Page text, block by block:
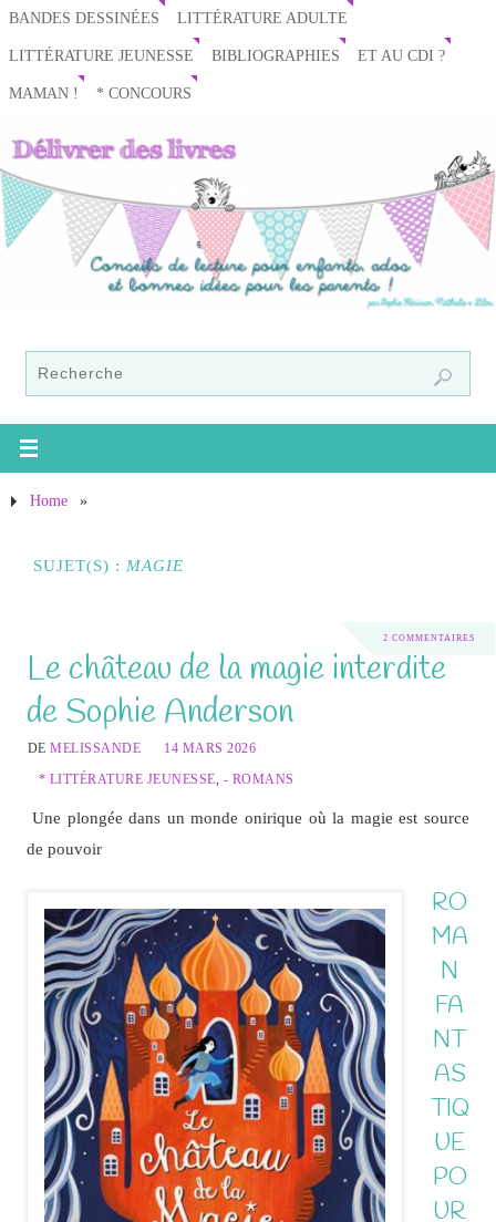
BANDES DESSINÉES LITTÉRATURE ADULTE
LITTÉRATURE JEUNESSE BIBLIOGRAPHIES ET AU CDI ?
MAMAN ! * CONCOURS
Home »
SUJET(S) : MAGIE
2 COMMENTAIRES
Le château de la magie interdite
de Sophie Anderson
DEMELISSANDE
14 MARS 2026
* LITTÉRATURE JEUNESSE, - ROMANS
Une plongée dans un monde onirique où la magie est source
de pouvoir
RO
MA
N
FA
NT
AS
TIQ
UE
PO
UR